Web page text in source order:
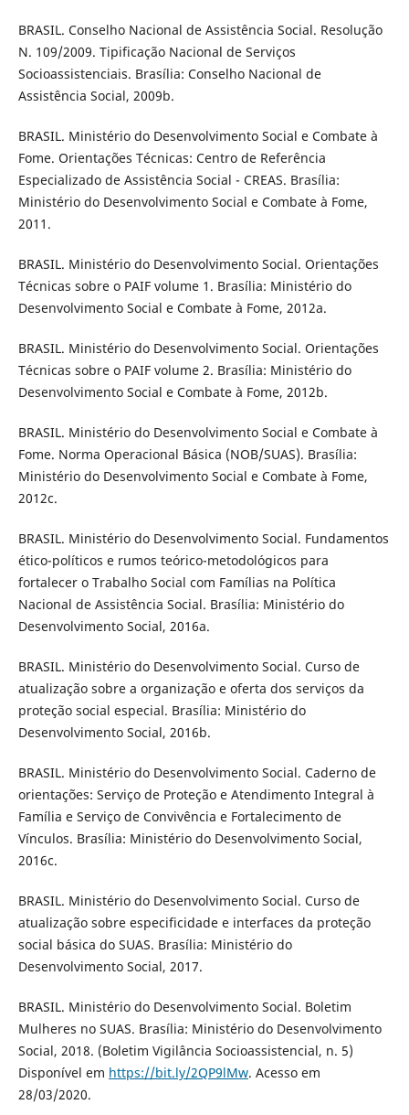
BRASIL. Conselho Nacional de Assistência Social. Resolução
N. 109/2009. Tipificação Nacional de Serviços
Socioassistenciais. Brasília: Conselho Nacional de
Assistência Social, 2009b.
BRASIL. Ministério do Desenvolvimento Social e Combate à
Fome. Orientações Técnicas: Centro de Referência
Especializado de Assistência Social - CREAS. Brasília:
Ministério do Desenvolvimento Social e Combate à Fome,
2011.
BRASIL. Ministério do Desenvolvimento Social. Orientações
Técnicas sobre o PAIF volume 1. Brasília: Ministério do
Desenvolvimento Social e Combate à Fome, 2012a.
BRASIL. Ministério do Desenvolvimento Social. Orientações
Técnicas sobre o PAIF volume 2. Brasília: Ministério do
Desenvolvimento Social e Combate à Fome, 2012b.
BRASIL. Ministério do Desenvolvimento Social e Combate à
Fome. Norma Operacional Básica (NOB/SUAS). Brasília:
Ministério do Desenvolvimento Social e Combate à Fome,
2012c.
BRASIL. Ministério do Desenvolvimento Social. Fundamentos
ético-políticos e rumos teórico-metodológicos para
fortalecer o Trabalho Social com Famílias na Política
Nacional de Assistência Social. Brasília: Ministério do
Desenvolvimento Social, 2016a.
BRASIL. Ministério do Desenvolvimento Social. Curso de
atualização sobre a organização e oferta dos serviços da
proteção social especial. Brasília: Ministério do
Desenvolvimento Social, 2016b.
BRASIL. Ministério do Desenvolvimento Social. Caderno de
orientações: Serviço de Proteção e Atendimento Integral à
Família e Serviço de Convivência e Fortalecimento de
Vínculos. Brasília: Ministério do Desenvolvimento Social,
2016c.
BRASIL. Ministério do Desenvolvimento Social. Curso de
atualização sobre especificidade e interfaces da proteção
social básica do SUAS. Brasília: Ministério do
Desenvolvimento Social, 2017.
BRASIL. Ministério do Desenvolvimento Social. Boletim
Mulheres no SUAS. Brasília: Ministério do Desenvolvimento
Social, 2018. (Boletim Vigilância Socioassistencial, n. 5)
Disponível em https://bit.ly/2QP9lMw. Acesso em
28/03/2020.